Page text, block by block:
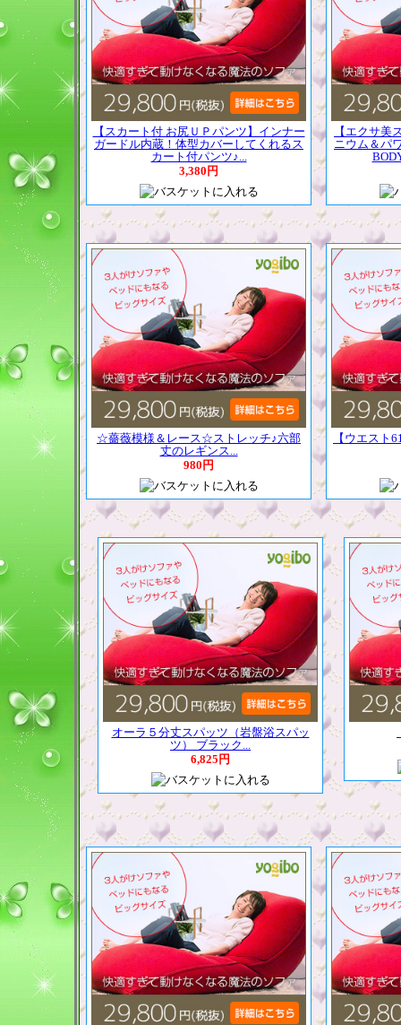
【スカート付 お尻ＵＰパンツ】インナー
ガードル内蔵！体型カバーしてくれるス
カート付パンツ♪...
3,380円
【エクサ
ニウム＆パ
☆薔薇模様＆レース☆ストレッチ♪六部
丈のレギンス...
980円
【ウエスト
オーラ５分丈スパッツ（岩盤浴スパッ
ツ） ブラック...
6,825円